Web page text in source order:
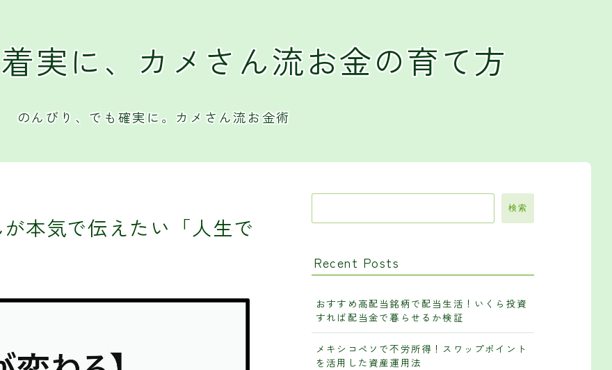
実に、カメさん流お金の育て方
のんびり、でも確実に。カメさん流お金術
本気で伝えたい「人生で
検索
Recent Posts
おすすめ高配当銘柄で配当生活！いくら投資
すれば配当金で暮らせるか検証
メキシコペソで不労所得！スワップポイント
を活用した資産運用法